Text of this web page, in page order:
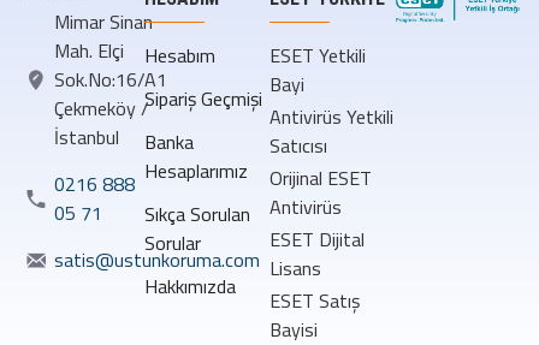
Mimar Sinan
Mah. Elçi
Sok.No:16/A1
Çekmeköy /
İstanbul
0216 888
05 71
satis@ustunkoruma.com
Hesabım
Sipariş Geçmişi
Banka
Hesaplarımız
Sıkça Sorulan
Sorular
Hakkımızda
ESET Yetkili
Bayi
Antivirüs Yetkili
Satıcısı
Orijinal ESET
Antivirüs
ESET Dijital
Lisans
ESET Satış
Bayisi